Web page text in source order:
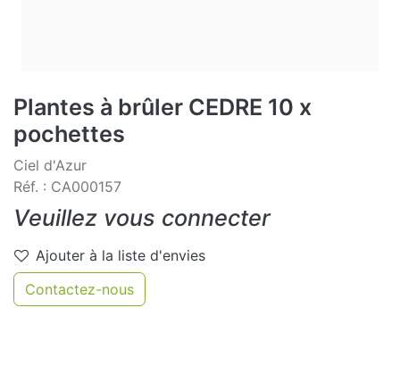
Plantes à brûler CEDRE 10 x
pochettes
Ciel d'Azur
Réf. : CA000157
Veuillez vous connecter
Ajouter à la liste d'envies
Contactez-nous